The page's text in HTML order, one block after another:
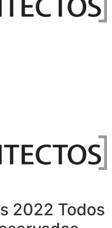
2022 Todos